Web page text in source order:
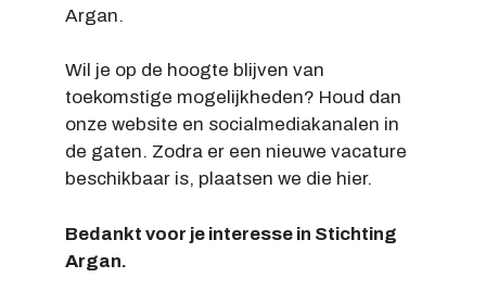
Argan.
Wil je op de hoogte blijven van
toekomstige mogelijkheden? Houd dan
onze website en socialmediakanalen in
de gaten. Zodra er een nieuwe vacature
beschikbaar is, plaatsen we die hier.
Bedankt voor je interesse in Stichting
Argan.